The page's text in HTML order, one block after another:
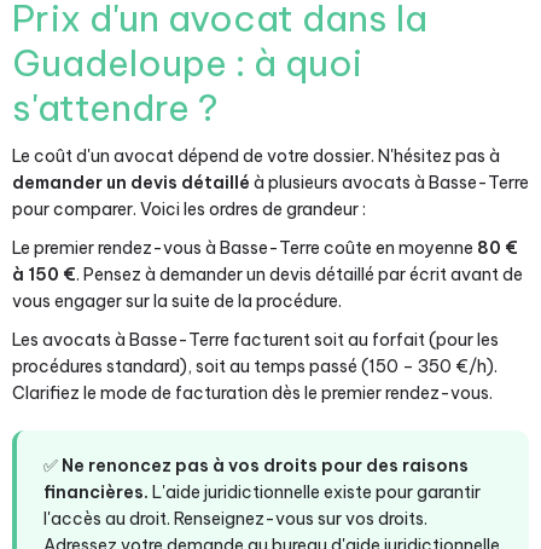
Prix d'un avocat dans la
Guadeloupe : à quoi
s'attendre ?
Le coût d'un avocat dépend de votre dossier. N'hésitez pas à
demander un devis détaillé à plusieurs avocats à Basse-Terre
pour comparer. Voici les ordres de grandeur :
Le premier rendez-vous à Basse-Terre coûte en moyenne 80 €
à 150 €. Pensez à demander un devis détaillé par écrit avant de
vous engager sur la suite de la procédure.
Les avocats à Basse-Terre facturent soit au forfait (pour les
procédures standard), soit au temps passé (150 – 350 €/h).
Clarifiez le mode de facturation dès le premier rendez-vous.
✅ Ne renoncez pas à vos droits pour des raisons
financières. L'aide juridictionnelle existe pour garantir
l'accès au droit. Renseignez-vous sur vos droits.